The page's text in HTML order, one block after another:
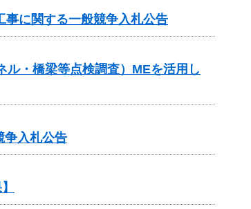
事に関する一般競争入札公告
・橋梁等点検調査）MEを活用し
争入札公告